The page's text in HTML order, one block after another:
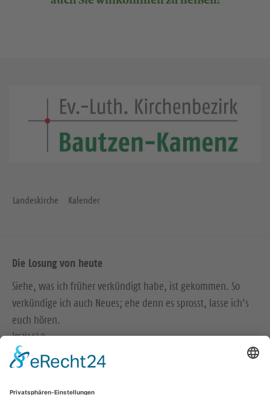
Landeskirche Kalender
Die Losung von heute
Siehe, was ich früher verkündigt habe, ist gekommen. So
verkündige ich auch Neues; ehe denn es sprosst, lasse ich’s
euch hören.
Jesaja 42,9
Der Menschensohn ist’s, der den guten Samen sät. Der Acker
Matthäus 13,37-38